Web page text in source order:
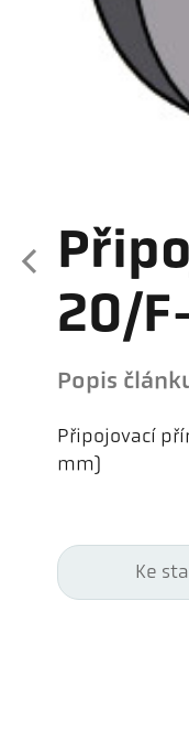
20/
Popis
Připojovací
mm)
Ke